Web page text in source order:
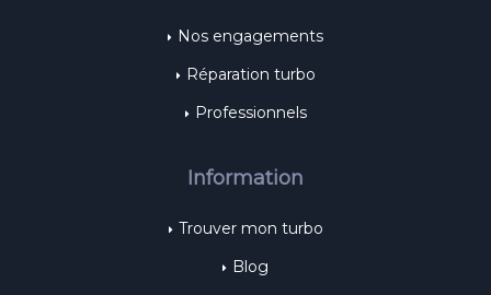
Nos engagements
Réparation turbo
Professionnels
Information
Trouver mon turbo
Blog